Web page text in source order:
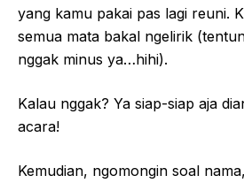
yang kamu pakai pas lagi reuni.
semua mata bakal ngelirik
nggak minus ya…hihi).
Kalau nggak? Ya siap-siap aja
acara!
Kemudian, ngomongin soal